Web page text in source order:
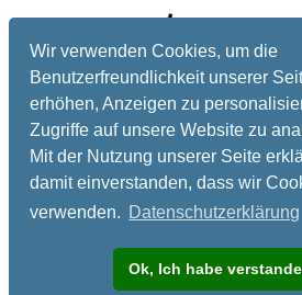
Wir verwenden Cookies, um die
Benutzerfreundlichkeit unserer
erhöhen, Anzeigen zu
Zugriffe auf unsere Website zu
Mit der Nutzung unserer Seite
damit einverstanden, dass wir
verwenden. Datenschutzerklärung
Ok, Ich habe
Registrieren